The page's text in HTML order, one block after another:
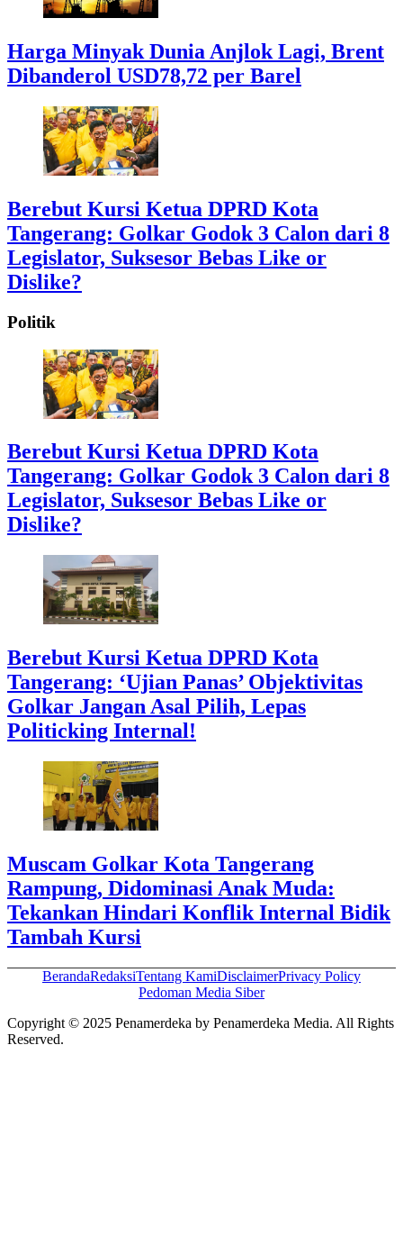
Harga Minyak Dunia Anjlok Lagi, Brent
Dibanderol USD78,72 per Barel
Berebut Kursi Ketua DPRD Kota
Tangerang: Golkar Godok 3 Calon dari 8
Legislator, Suksesor Bebas Like or
Dislike?
Politik
Berebut Kursi Ketua DPRD Kota
Tangerang: Golkar Godok 3 Calon dari 8
Legislator, Suksesor Bebas Like or
Dislike?
Berebut Kursi Ketua DPRD Kota
Tangerang: ‘Ujian Panas’ Objektivitas
Golkar Jangan Asal Pilih, Lepas
Politicking Internal!
Muscam Golkar Kota Tangerang
Rampung, Didominasi Anak Muda:
Tekankan Hindari Konflik Internal Bidik
Tambah Kursi
BerandaRedaksiTentang KamiDisclaimerPrivacy Policy
Pedoman Media Siber
Copyright © 2025 Penamerdeka by Penamerdeka Media. All Rights
Reserved.